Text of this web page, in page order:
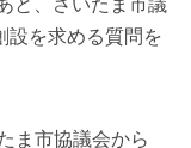
と、さいたま市議
設を求める質問を
ま市協議会から